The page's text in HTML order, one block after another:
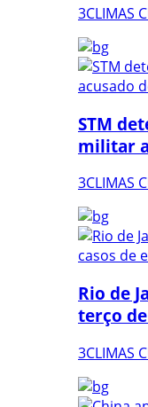
3CLIMAS
STM
militar
3CLIMAS
Rio de
terço
3CLIMAS